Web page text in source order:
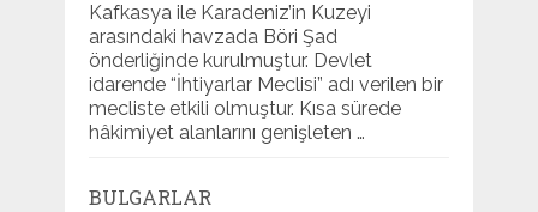
Kafkasya ile Karadeniz’in Kuzeyi
arasındaki havzada Böri Şad
önderliğinde kurulmuştur. Devlet
idarende “İhtiyarlar Meclisi” adı verilen bir
mecliste etkili olmuştur. Kısa sürede
hâkimiyet alanlarını genişleten …
BULGARLAR